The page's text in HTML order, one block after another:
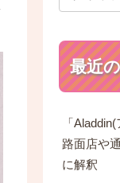
最近
「
路面店や
に解釈